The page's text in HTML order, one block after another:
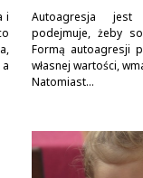
i
Autoagresja jest
podejmuje, żeby
Formą autoagresji
własnej wartości,
Natomiast...